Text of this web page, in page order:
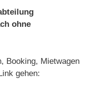
ohne
Booking, Mietwagen
gehen: